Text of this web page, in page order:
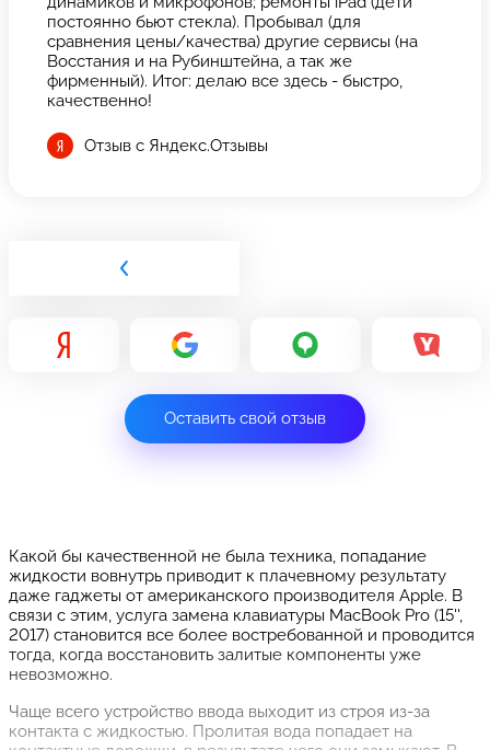
постоянно бьют стекла). Пробывал (для
сравнения цены/качества) другие сервисы (на
Восстания и на Рубинштейна, а так же
фирменный). Итог: делаю все здесь - быстро,
качественно!
Отзыв с Яндекс.Отзывы
Оставить свой отзыв
Какой бы качественной не была техника, попадание
жидкости вовнутрь приводит к плачевному результату
даже гаджеты от американского производителя Apple. В
связи с этим, услуга замена клавиатуры MacBook Pro (15'',
2017) становится все более востребованной и проводится
тогда, когда восстановить залитые компоненты уже
невозможно.
Чаще всего устройство ввода выходит из строя из-за
контакта с жидкостью. Пролитая вода попадает на